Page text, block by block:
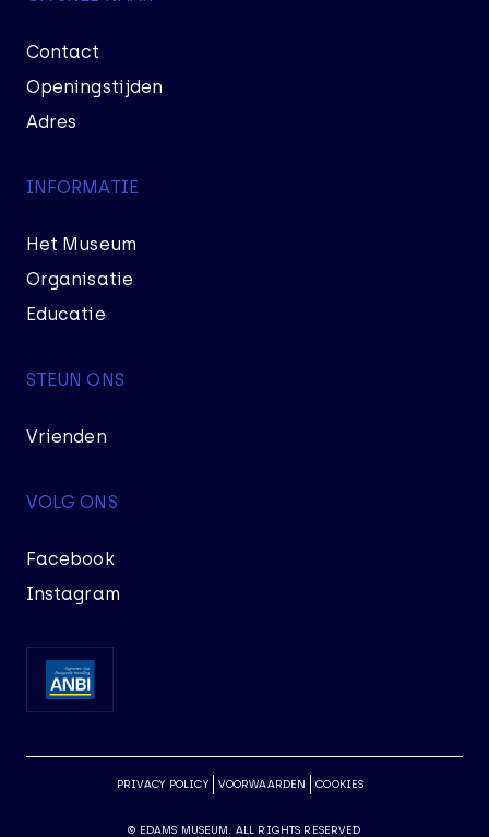
Contact
Openingstijden
Adres
INFORMATIE
Het Museum
Organisatie
Educatie
STEUN ONS
Vrienden
VOLG ONS
Facebook
Instagram
© EDAMS MUSEUM. ALL RIGHTS RESERVED
PRIVACY POLICY VOORWAARDEN COOKIES